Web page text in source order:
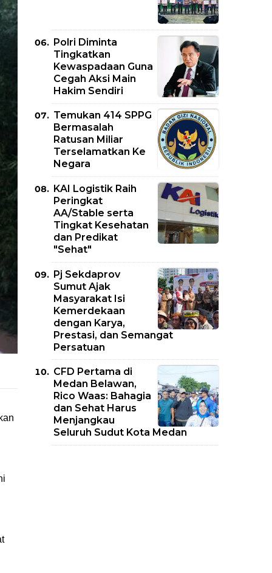
Polri Diminta
Tingkatkan
Kewaspadaan Guna
Cegah Aksi Main
Hakim Sendiri
Temukan 414 SPPG
Bermasalah
Ratusan Miliar
Terselamatkan Ke
Negara
KAI Logistik Raih
Peringkat
AA/Stable serta
Tingkat Kesehatan
dan Predikat
"Sehat"
Pj Sekdaprov
Sumut Ajak
Masyarakat Isi
Kemerdekaan
dengan Karya,
Prestasi, dan Semangat
Persatuan
CFD Pertama di
Medan Belawan,
Rico Waas: Bahagia
dan Sehat Harus
Menjangkau
Seluruh Sudut Kota Medan